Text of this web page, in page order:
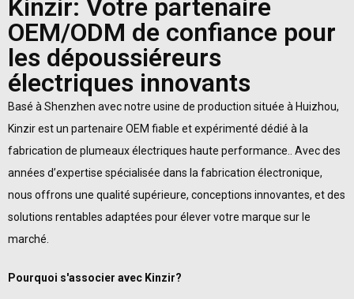
Kinzir: Votre partenaire
OEM/ODM de confiance pour
les dépoussiéreurs
électriques innovants
Basé à Shenzhen avec notre usine de production située à Huizhou,
Kinzir est un partenaire OEM fiable et expérimenté dédié à la
fabrication de plumeaux électriques haute performance.. Avec des
années d’expertise spécialisée dans la fabrication électronique,
nous offrons une qualité supérieure, conceptions innovantes, et des
solutions rentables adaptées pour élever votre marque sur le
marché.
Pourquoi s'associer avec Kinzir?